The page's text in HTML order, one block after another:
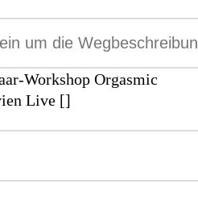
Workshop Orgasmic
Live []